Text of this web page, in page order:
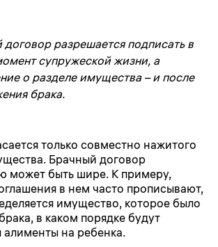
договор разрешается подписать в
супружеской жизни, а
о разделе имущества – и после
брака.
только совместно нажитого
Брачный договор
может быть шире. К примеру,
в нем часто прописывают,
имущество, которое было
в каком порядке будут
алименты на ребенка.